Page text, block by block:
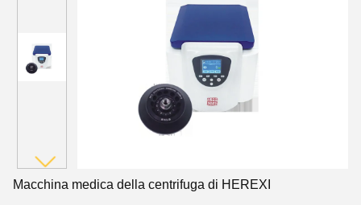
Macchina medica della centrifuga di HEREXI